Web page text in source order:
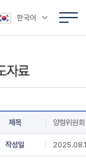
한국어
제목 양형위원
작성일